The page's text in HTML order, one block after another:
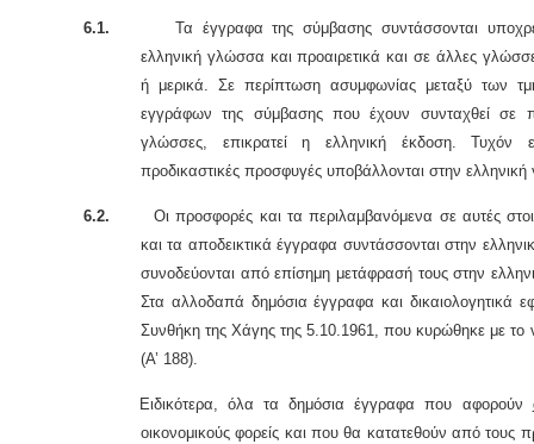
6.1. Τα έγγραφα της σύμβασης συντάσσονται
ελληνική γλώσσα και προαιρετικά και σε άλλες
ή μερικά. Σε περίπτωση ασυμφωνίας μεταξύ των
εγγράφων της σύμβασης που έχουν συνταχθεί σε
γλώσσες, επικρατεί η ελληνική έκδοση. Τυχόν
προδικαστικές προσφυγές υποβάλλονται στην
6.2. Οι προσφορές και τα περιλαμβανόμενα σε αυτές
και τα αποδεικτικά έγγραφα συντάσσονται στην
συνοδεύονται από επίσημη μετάφρασή τους στην
Στα αλλοδαπά δημόσια έγγραφα και δικαιολογητικά
Συνθήκη της Χάγης της 5.10.1961, που κυρώθηκε με το
(Α’ 188).
Ειδικότερα, όλα τα δημόσια έγγραφα που αφορούν
οικονομικούς φορείς και που θα κατατεθούν από τους